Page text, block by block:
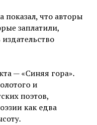
что авторы
заплатили,
— «Синяя гора».
и
поэтов,
как едва